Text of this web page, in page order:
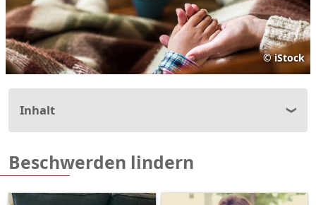
© iStock
Inhalt
Beschwerden lindern